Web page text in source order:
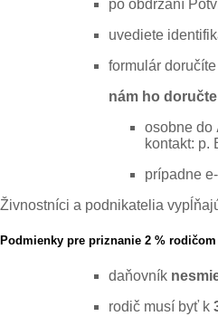
po obdržaní
uvediete
formulár
nám ho doručte
osobne do
kontakt: p.
prípadne
Živnostníci a podnikatelia
Podmienky pre priznanie 2 % rodičom
daňovník
rodič musí byť k